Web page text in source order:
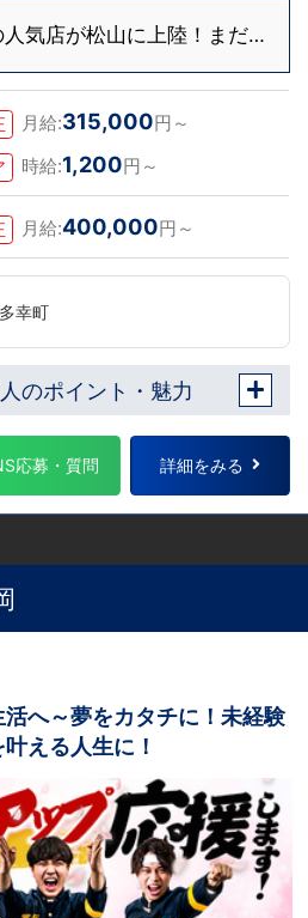
気店が松山に上陸！まだま
月給:315,000円～
時給:1,200円～
月給:400,000円～
幸町
のポイント・魅力
応募・質問 詳細をみる
へ～夢をカタチに！未経験
える人生に！